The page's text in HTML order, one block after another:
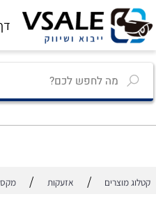
דף הבית
/ אזעקות / מקסימום